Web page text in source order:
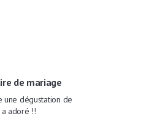
de mariage
dégustation de
adoré !!